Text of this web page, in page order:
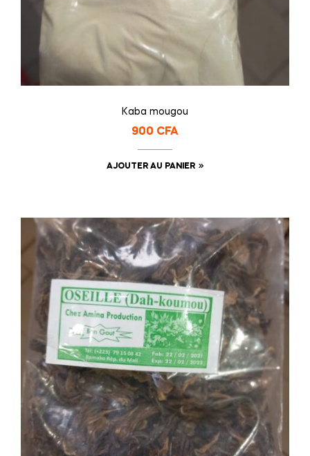
Kaba mougou
900 CFA
AJOUTER AU PANIER